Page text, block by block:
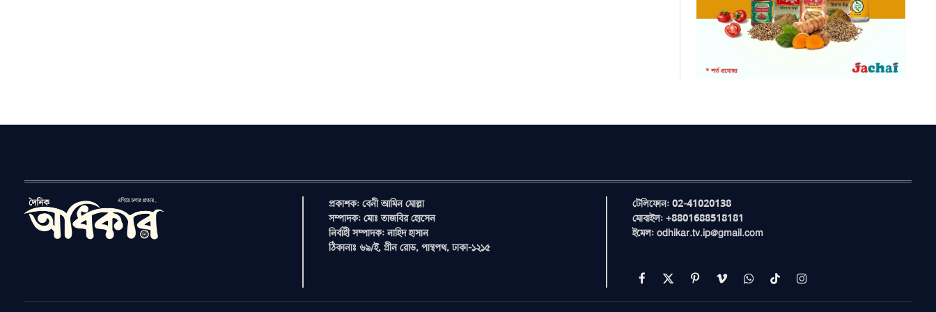
প্রকাশক: বেনী আমিন মোল্লা
সম্পাদক: মোঃ তাজবির হোসেন
নির্বাহী সম্পাদক: নাহিদ হাসান
ঠিকানাঃ ৬৯/ই, গ্রীন রোড, পান্থপথ, ঢাকা-১২১৫
টেলিফোন: 02-41020138
মোবাইল: +8801688518181
ইমেল: odhikar.tv.ip@gmail.com
Facebook
X
(Twitter)
PinterestVimeoWhatsAppTikTokInstagram